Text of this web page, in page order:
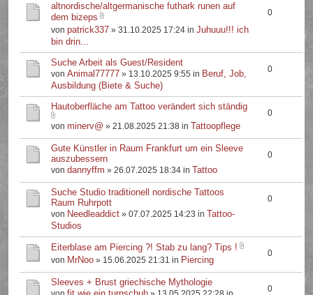
altnordische/altgermanische futhark runen auf
dem bizeps
vonpatrick337 » 31.10.2025 17:24 inJuhuuu!!! ich
bin drin...
0
Suche Arbeit als Guest/Resident
vonAnimal77777 » 13.10.2025 9:55 in Beruf, Job,
Ausbildung (Biete & Suche)
0
Hautoberfläche am Tattoo verändert sich ständig
vonminerv@ » 21.08.2025 21:38 in Tattoopflege
0
Gute Künstler in Raum Frankfurt um ein Sleeve
auszubessern
vondannyffm » 26.07.2025 18:34 in Tattoo
0
Suche Studio traditionell nordische Tattoos
Raum Ruhrpott
von Needleaddict » 07.07.2025 14:23 in Tattoo-
Studios
0
Eiterblase am Piercing ?! Stab zu lang? Tips !
von MrNoo » 15.06.2025 21:31 in Piercing
0
Sleeves + Brust griechische Mythologie
0